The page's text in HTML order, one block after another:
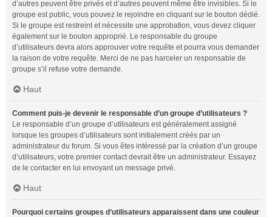
d’autres peuvent être privés et d’autres peuvent même être invisibles. Si le
groupe est public, vous pouvez le rejoindre en cliquant sur le bouton dédié.
Si le groupe est restreint et nécessite une approbation, vous devez cliquer
également sur le bouton approprié. Le responsable du groupe
d’utilisateurs devra alors approuver votre requête et pourra vous demander
la raison de votre requête. Merci de ne pas harceler un responsable de
groupe s’il refuse votre demande.
Haut
Comment puis-je devenir le responsable d’un groupe d’utilisateurs ?
Le responsable d’un groupe d’utilisateurs est généralement assigné
lorsque les groupes d’utilisateurs sont initialement créés par un
administrateur du forum. Si vous êtes intéressé par la création d’un groupe
d’utilisateurs, votre premier contact devrait être un administrateur. Essayez
de le contacter en lui envoyant un message privé.
Haut
Pourquoi certains groupes d’utilisateurs apparaissent dans une couleur